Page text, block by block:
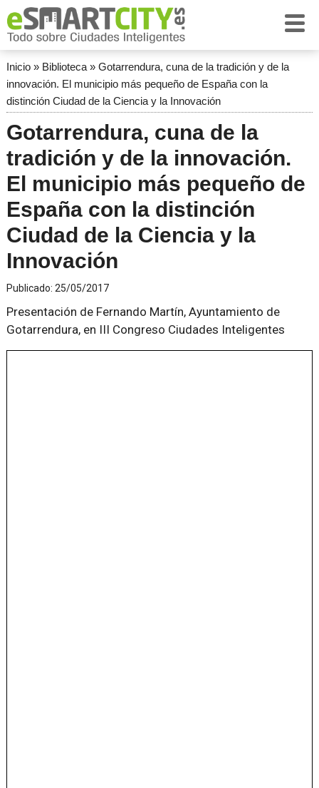
Inicio» Biblioteca» Gotarrendura, cuna de la tradición y de la
innovación. El municipio más pequeño de España con la
distinción Ciudad de la Ciencia y la Innovación
Gotarrendura, cuna de la
tradición y de la innovación.
El municipio más pequeño de
España con la distinción
Ciudad de la Ciencia y la
Innovación
Publicado: 25/05/2017
Presentación de Fernando Martín, Ayuntamiento de
Gotarrendura, en III Congreso Ciudades Inteligentes